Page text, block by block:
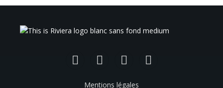
FacebookInstagramTikTok YouTube
Mentions légales